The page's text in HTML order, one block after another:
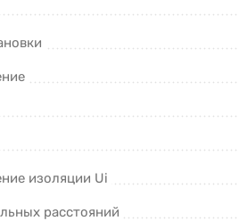
изоляции Ui
расстояний